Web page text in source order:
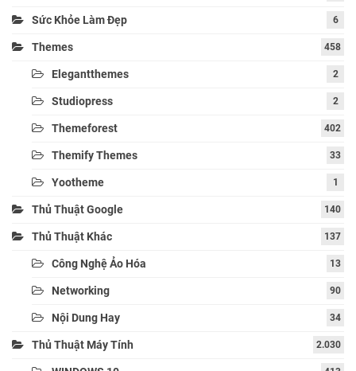
Sức Khỏe Làm Đẹp 6
Themes 458
Elegantthemes 2
Studiopress 2
Themeforest 402
Themify Themes 33
Yootheme 1
Thủ Thuật Google 140
Thủ Thuật Khác 137
Công Nghệ Ảo Hóa 13
Networking 90
Nội Dung Hay 34
Thủ Thuật Máy Tính 2.030